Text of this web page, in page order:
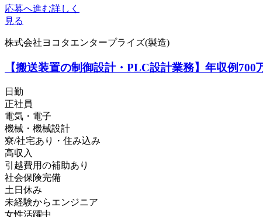
応募へ進む詳しく
見る
株式会社ヨコタエンタープライズ(製造)
【搬送装置の制御設計・PLC設計業務】年収例
日勤
正社員
電気・電子
機械・機械設計
寮/社宅あり・住み込み
高収入
引越費用の補助あり
社会保険完備
土日休み
未経験からエンジニア
女性活躍中